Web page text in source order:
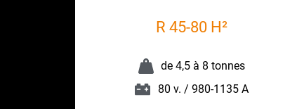
R 45-80 H²
de 4,5 à 8 tonnes
80 v. / 980-1135 A